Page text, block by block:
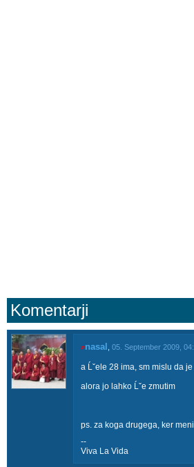
Komentarji
≠nasal 05. September 2009,
a Ĺˇele 28 ima, sm mislu da je
alora jo lahko Ĺˇe zmutim
ps. za koga drugega, ker
--
Viva La Vida